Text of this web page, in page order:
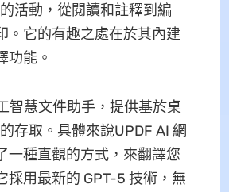
活動，從閱讀和註釋到編
。它的有趣之處在於其內建
功能。
智慧文件助手，提供基於桌
存取。具體來說UPDF AI 網
一種直觀的方式，來翻譯您
採用最新的 GPT-5 技術，無